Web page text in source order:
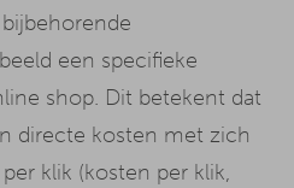
een specifieke
shop. Dit betekent dat
directe kosten met zich
klik (kosten per klik,